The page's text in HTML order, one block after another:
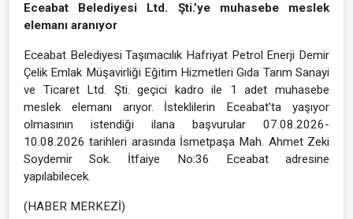
Eceabat Belediyesi Ltd. Şti.’ye muhasebe meslek
elemanı aranıyor
Eceabat Belediyesi Taşımacılık Hafriyat Petrol Enerji Demir
Çelik Emlak Müşavirliği Eğitim Hizmetleri Gıda Tarım Sanayi
ve Ticaret Ltd. Şti. geçici kadro ile 1 adet muhasebe
meslek elemanı arıyor. İsteklilerin Eceabat’ta yaşıyor
olmasının istendiği ilana başvurular 07.08.2026-
10.08.2026 tarihleri arasında İsmetpaşa Mah. Ahmet Zeki
Soydemir Sok. İtfaiye No:36 Eceabat adresine
yapılabilecek.
(HABER MERKEZİ)